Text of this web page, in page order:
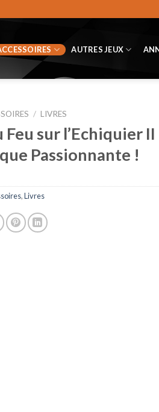
AUTRES JEUX
/ LIVRES
Feu sur l’Echiquier
Passionnante !
,Livres